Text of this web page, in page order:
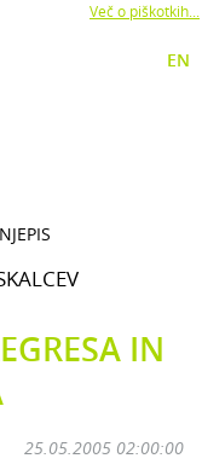
Več o piškotkih...
EN
IN
25.05.2005 02:00:00